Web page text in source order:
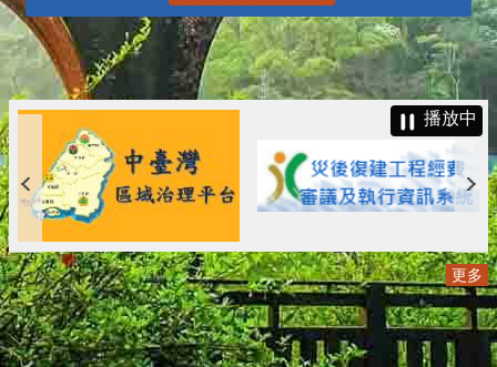
播放中
更多